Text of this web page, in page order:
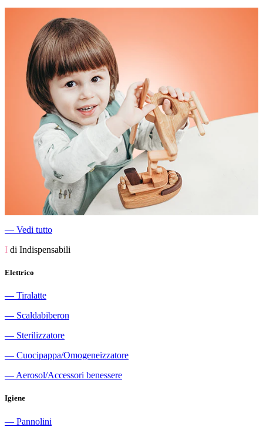
― Vedi tutto
I di Indispensabili
Elettrico
― Tiralatte
― Scaldabiberon
― Sterilizzatore
― Cuocipappa/Omogeneizzatore
― Aerosol/Accessori benessere
Igiene
― Pannolini